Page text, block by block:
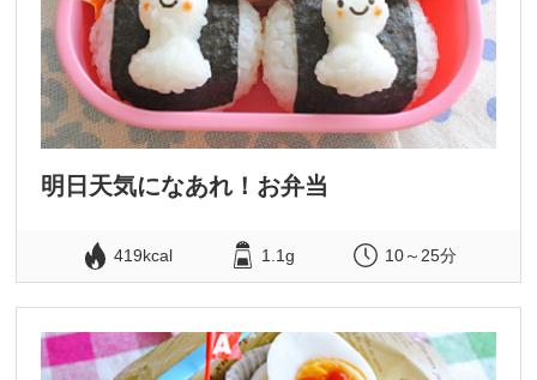
明日天気になあれ！お弁当
419kcal 1.1g 10～25分